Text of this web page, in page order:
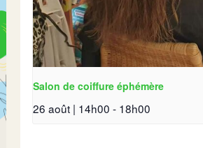
Salon de coiffure éphémère
26 août | 14h00 - 18h00